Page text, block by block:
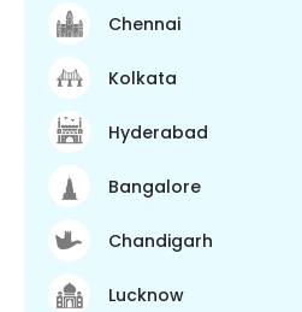
Chennai
Kolkata
Hyderabad
Bangalore
Chandigarh
Lucknow